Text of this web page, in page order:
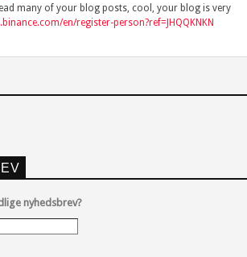
many of your blog posts, cool, your blog is very
en/register-person?ref=JHQQKNKN
nyhedsbrev?